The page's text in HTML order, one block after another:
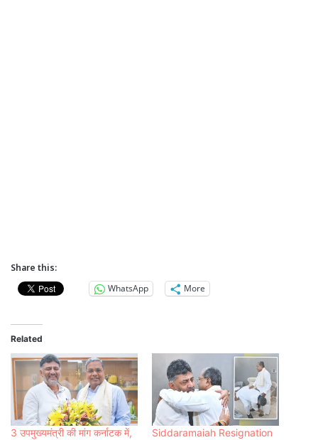
Share this:
WhatsApp
More
Related
3 उपमुख्यमंत्री की मांग कर्नाटक में,
Siddaramaiah Resignation